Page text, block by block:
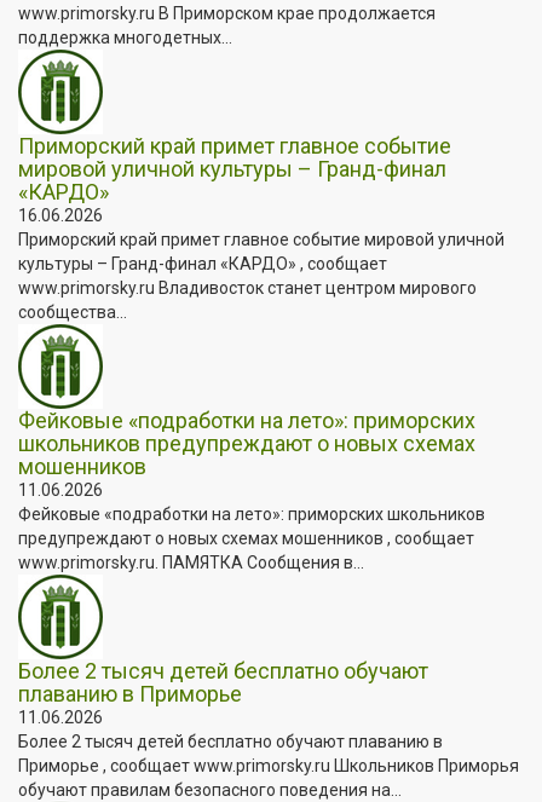
www.primorsky.ru В Приморском крае продолжается
поддержка многодетных...
Приморский край примет главное событие
мировой уличной культуры – Гранд-финал
«КАРДО»
16.06.2026
Приморский край примет главное событие мировой уличной
культуры – Гранд-финал «КАРДО» , сообщает
www.primorsky.ru Владивосток станет центром мирового
сообщества...
Фейковые «подработки на лето»: приморских
школьников предупреждают о новых схемах
мошенников
11.06.2026
Фейковые «подработки на лето»: приморских школьников
предупреждают о новых схемах мошенников , сообщает
www.primorsky.ru. ПАМЯТКА Сообщения в...
Более 2 тысяч детей бесплатно обучают
плаванию в Приморье
11.06.2026
Более 2 тысяч детей бесплатно обучают плаванию в
Приморье , сообщает www.primorsky.ru Школьников Приморья
обучают правилам безопасного поведения на...